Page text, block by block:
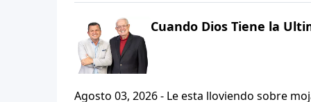
Cuando Dios Tiene la
Agosto 03, 2026 - Le esta lloviendo sobre mojado? Siente que el dolor y el sufrimiento se han